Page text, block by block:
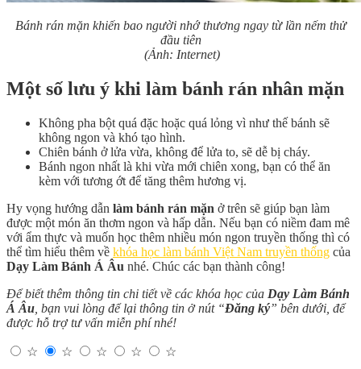
Bánh rán mặn khiến bao người nhớ thương ngay từ lần nếm thử
đầu tiên
(Ảnh: Internet)
Một số lưu ý khi làm bánh rán nhân mặn
Không pha bột quá đặc hoặc quá lỏng vì như thế bánh sẽ
không ngon và khó tạo hình.
Chiên bánh ở lửa vừa, không để lửa to, sẽ dễ bị cháy.
Bánh ngon nhất là khi vừa mới chiên xong, bạn có thể ăn
kèm với tương ớt để tăng thêm hương vị.
Hy vọng hướng dẫn làm bánh rán mặn ở trên sẽ giúp bạn làm
được một món ăn thơm ngon và hấp dẫn. Nếu bạn có niềm đam mê
với ẩm thực và muốn học thêm nhiều món ngon truyền thống thì có
thể tìm hiểu thêm về khóa học làm bánh Việt Nam truyền thống của
Dạy Làm Bánh Á Âu nhé. Chúc các bạn thành công!
Để biết thêm thông tin chi tiết về các khóa học của Dạy Làm Bánh
Á Âu , bạn vui lòng để lại thông tin ở nút “Đăng ký” bên dưới, để
được hỗ trợ tư vấn miễn phí nhé!
☆ ☆ ☆ ☆
☆